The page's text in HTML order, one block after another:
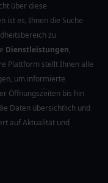
über diese
ist es, Ihnen die Suche
zu
Dienstleistungen,
Plattform stellt Ihnen alle
um informierte
Öffnungszeiten bis hin
Daten übersichtlich und
auf Aktualität und